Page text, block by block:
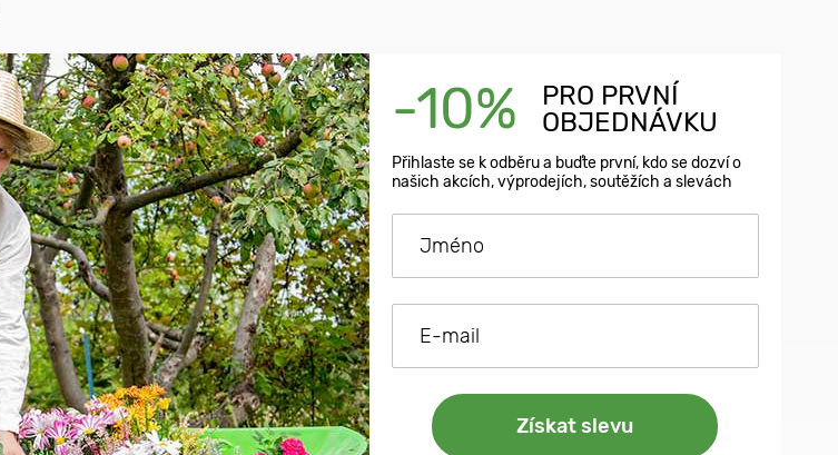
-10%
PRO PRVNÍ
OBJEDNÁVKU
Přihlaste se k odběru a buďte první, kdo se dozví o
našich akcích, výprodejích, soutěžích a slevách